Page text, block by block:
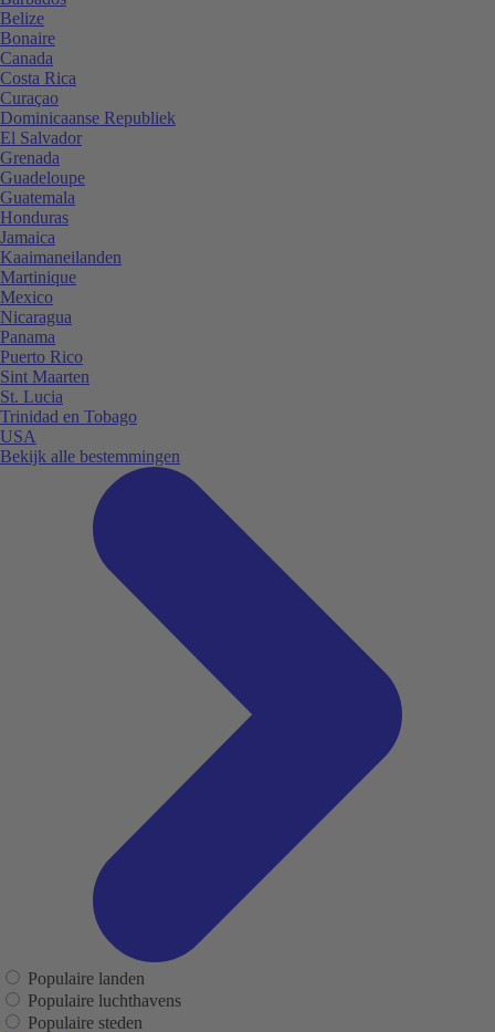
Belize
Bonaire
Canada
Costa Rica
Curaçao
Dominicaanse Republiek
El Salvador
Grenada
Guadeloupe
Guatemala
Honduras
Jamaica
Kaaimaneilanden
Martinique
Mexico
Nicaragua
Panama
Puerto Rico
Sint Maarten
St. Lucia
Trinidad en Tobago
USA
Bekijk alle bestemmingen
Populaire landen
Populaire luchthavens
Populaire steden